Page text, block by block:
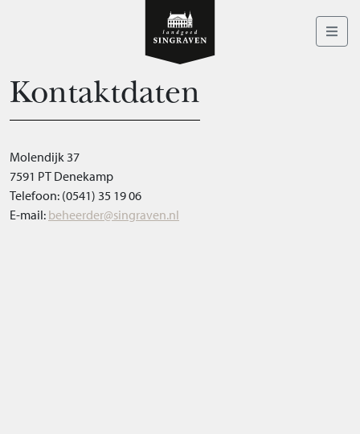
Kontaktdaten
Molendijk 37
7591 PT Denekamp
Telefoon: (0541) 35 19 06
E-mail: beheerder@singraven.nl